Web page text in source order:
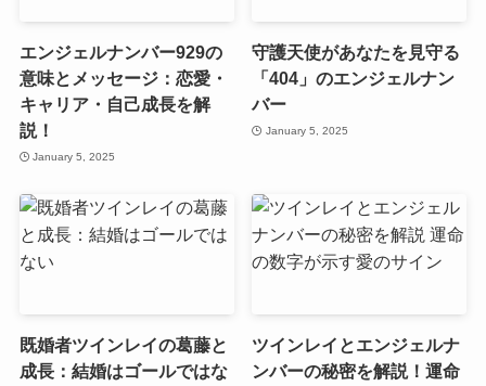
エンジェルナンバー929の
意味とメッセージ：恋愛・
キャリア・自己成長を解
説！
January 5, 2025
守護天使があなたを見守る
「404」のエンジェルナン
バー
January 5, 2025
既婚者ツインレイの葛藤と
成長：結婚はゴールではな
ツインレイとエンジェルナ
ンバーの秘密を解説！運命